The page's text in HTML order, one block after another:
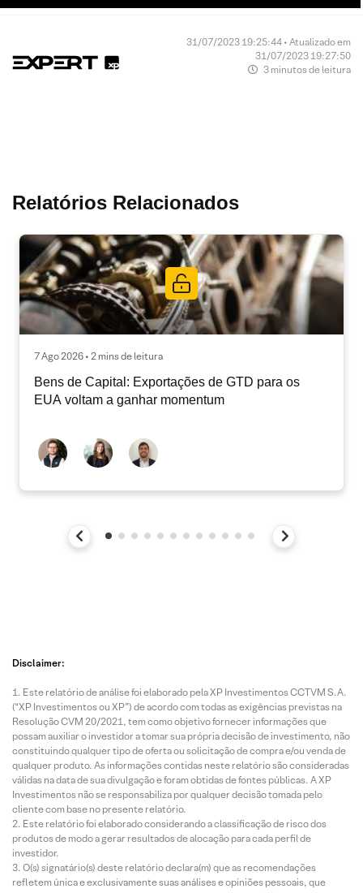
31/07/2023 19:25:44 • Atualizado em
31/07/2023 19:27:50
3 minutos de leitura
Relatórios Relacionados
7 Ago 2026 • 2 mins de leitura
Bens de Capital: Exportações de GTD para os
EUA voltam a ganhar momentum
Disclaimer:
Este relatório de análise foi elaborado pela XP Investimentos CCTVM S.A.
(“XP Investimentos ou XP”) de acordo com todas as exigências previstas na
Resolução CVM 20/2021, tem como objetivo fornecer informações que
possam auxiliar o investidor a tomar sua própria decisão de investimento, não
constituindo qualquer tipo de oferta ou solicitação de compra e/ou venda de
qualquer produto. As informações contidas neste relatório são consideradas
válidas na data de sua divulgação e foram obtidas de fontes públicas. A XP
Investimentos não se responsabiliza por qualquer decisão tomada pelo
cliente com base no presente relatório.
Este relatório foi elaborado considerando a classificação de risco dos
produtos de modo a gerar resultados de alocação para cada perfil de
investidor.
O(s) signatário(s) deste relatório declara(m) que as recomendações
refletem única e exclusivamente suas análises e opiniões pessoais, que